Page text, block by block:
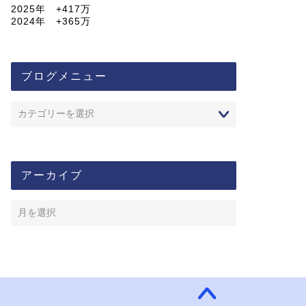
2025年 +417万
2024年 +365万
ブログメニュー
アーカイブ